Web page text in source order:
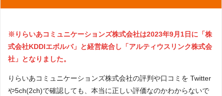
※りらいあコミュニケーションズ株式会社は2023年9月1日に「株
式会社KDDIエボルバ」と経営統合し「アルティウスリンク株式会
社」となりました。
りらいあコミュニケーションズ株式会社の評判や口コミを Twitter
や5ch(2ch)で確認しても、本当に正しい評価なのかわからないで